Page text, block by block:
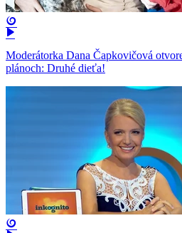
Moderátorka Dana Čapkovičová
plánoch: Druhé dieťa!